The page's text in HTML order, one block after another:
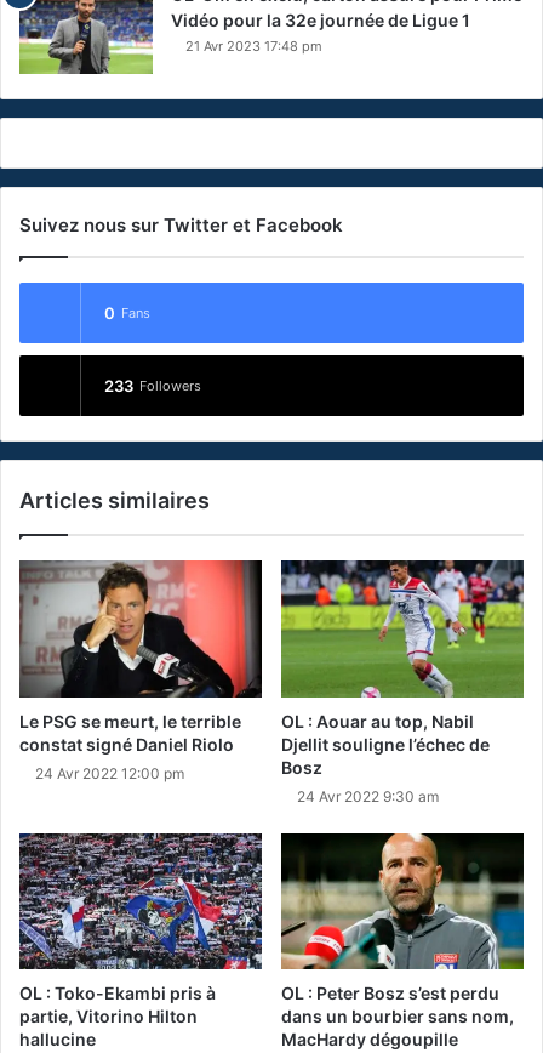
Vidéo pour la 32e journée de Ligue 1
21 Avr 2023 17:48 pm
Suivez nous sur Twitter et Facebook
0 Fans
233 Followers
Articles similaires
Le PSG se meurt, le terrible
constat signé Daniel Riolo
24 Avr 2022 12:00 pm
OL : Aouar au top, Nabil
Djellit souligne l’échec de
Bosz
24 Avr 2022 9:30 am
OL : Toko-Ekambi pris à
partie, Vitorino Hilton
hallucine
OL : Peter Bosz s’est perdu
dans un bourbier sans nom,
MacHardy dégoupille